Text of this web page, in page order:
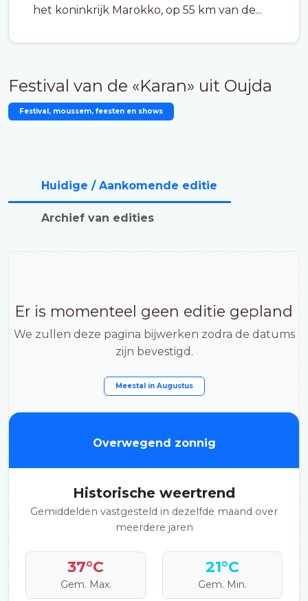
het koninkrijk Marokko, op 55 km van de...
Festival van de «Karan» uit Oujda
Festival, moussem, feesten en shows
Huidige / Aankomende editie
Archief van edities
Er is momenteel geen editie gepland
We zullen deze pagina bijwerken zodra de datums
zijn bevestigd.
Meestal in Augustus
Overwegend zonnig
Historische weertrend
Gemiddelden vastgesteld in dezelfde maand over
meerdere jaren
37°C
Gem. Max.
21°C
Gem. Min.